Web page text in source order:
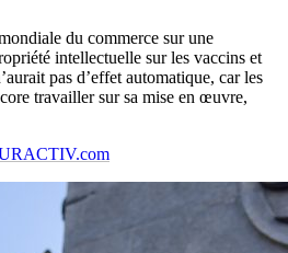
du commerce sur une
intellectuelle sur les vaccins et
pas d’effet automatique, car les
travailler sur sa mise en œuvre,